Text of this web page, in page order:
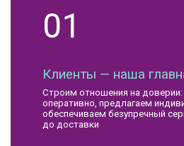
01
Клиенты — наша
Строим отношения на доверии:
оперативно, предлагаем
обеспечиваем безупречный
до доставки